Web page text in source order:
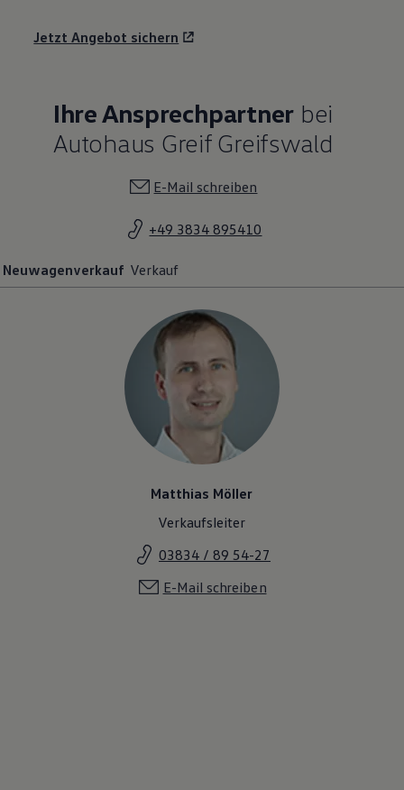
Jetzt Angebot sichern
Ihre Ansprechpartner bei
Autohaus Greif Greifswald
E-Mail schreiben
+49 3834 895410
Neuwagenverkauf Verkauf
Matthias Möller
Verkaufsleiter
03834 / 89 54-27
E-Mail schreiben